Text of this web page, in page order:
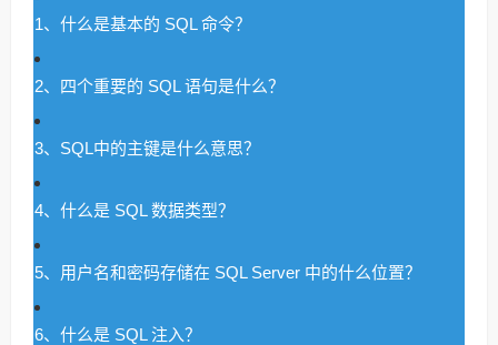
1、什么是基本的 SQL 命令？
2、四个重要的 SQL 语句是什么？
3、SQL中的主键是什么意思？
4、什么是 SQL 数据类型？
5、用户名和密码存储在 SQL Server 中的什么位置？
6、什么是 SQL 注入？